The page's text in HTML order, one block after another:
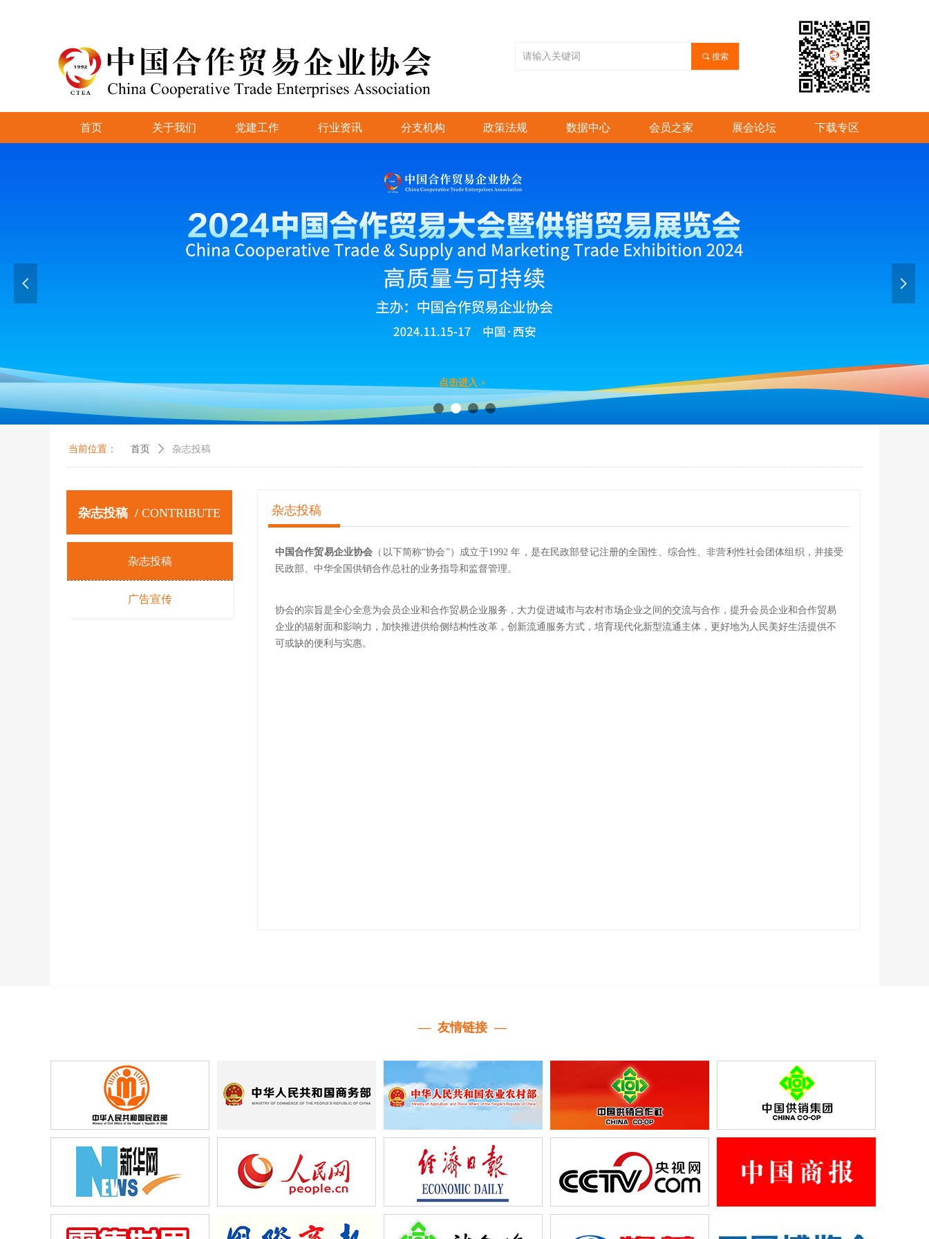
끠 搜索
首页 关于我们 党建工作 行业资讯 分支机构 政策法规 数据中心 会员之家 展会论坛 下载专区
点击进入 >
넳 넲
首页 ꄲ 杂志投稿
当前位置：
杂志投稿 / CONTRIBUTE
杂志投稿
广告宣传
杂志投稿
中国合作贸易企业协会 （以下简称“协会”）成立于1992 年，是在民政部登记注册的全国性、综合性、非营利性社会团体组织，并接受
民政部、中华全国供销合作总社的业务指导和监督管理。
协会的宗旨是全心全意为会员企业和合作贸易企业服务，大力促进城市与农村市场企业之间的交流与合作，提升会员企业和合作贸易
企业的辐射面和影响力，加快推进供给侧结构性改革，创新流通服务方式，培育现代化新型流通主体，更好地为人民美好生活提供不
可或缺的便利与实惠。
— 友情链接 —